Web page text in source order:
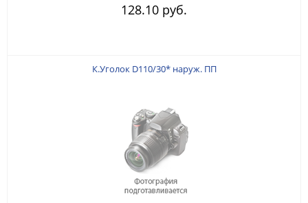
128.10 руб.
К.Уголок D110/30* наруж. ПП